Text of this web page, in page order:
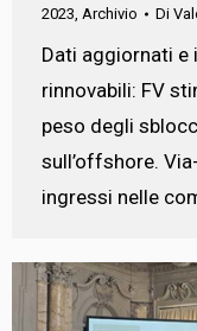
2023, Archivio Di
Dati aggiornati e
rinnovabili: FV
peso degli
sull’offshore.
ingressi nelle